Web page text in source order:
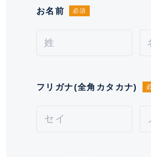
ペット相
共用部・
保証会社
お名前 必須
フリガナ(全角カタカナ)